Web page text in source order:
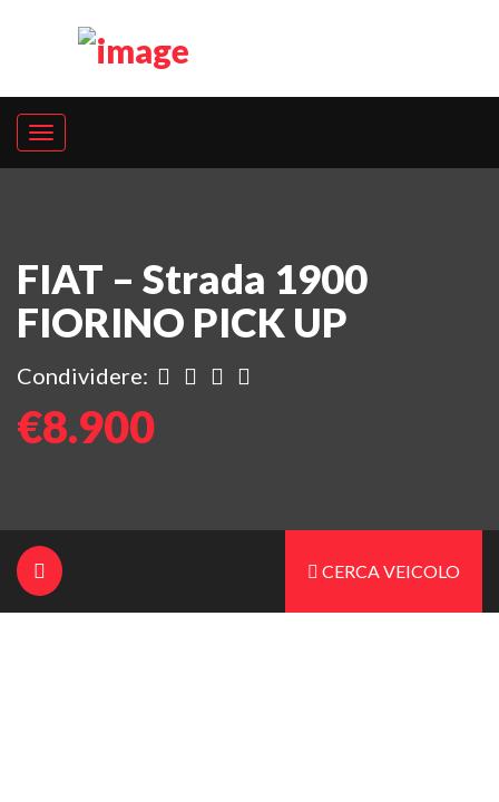
FIAT – Strada 1900
FIORINO PICK UP
Condividere:
€8.900
CERCA VEICOLO